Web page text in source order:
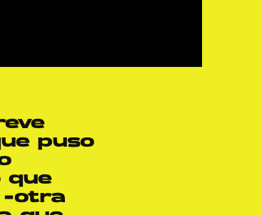
puso
que
-otra